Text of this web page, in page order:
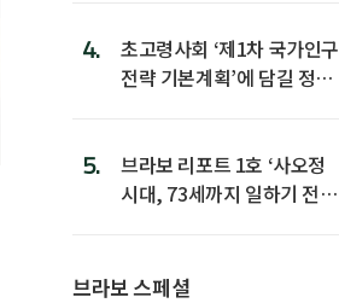
4.
초고령사회 ‘제1차 국가인구
전략 기본계획’에 담길 정책
5.
브라보 리포트 1호 ‘사오정
시대, 73세까지 일하기 전략’
브라보 스페셜